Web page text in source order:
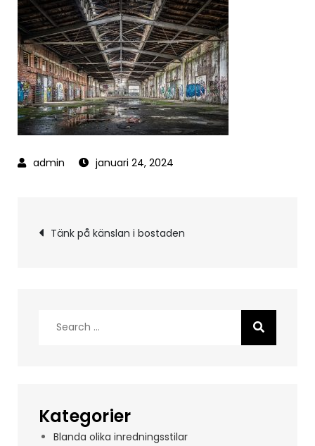
januari 24, 2024
Inläggsnavigering
Tänk på känslan i bostaden
Kategorier
Blanda olika inredningsstilar